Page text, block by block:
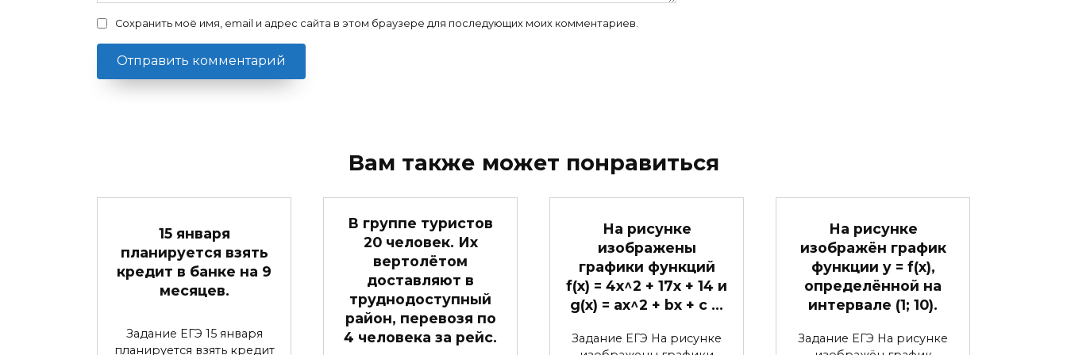
Сохранить моё имя, email и адрес сайта в этом браузере для последующих моих комментариев.
Вам также может понравиться
15 января
планируется взять
кредит в банке на 9
месяцев.
Задание ЕГЭ 15 января
планируется взять кредит
В группе туристов
20 человек. Их
вертолётом
доставляют в
труднодоступный
район, перевозя по
4 человека за рейс.
На рисунке
изображены
графики функций
f(x) = 4x^2 + 17x + 14 и
g(x) = ax^2 + bx + c …
Задание ЕГЭ На рисунке
На рисунке
изображён график
функции y = f(x),
определённой на
интервале (1; 10).
Задание ЕГЭ На рисунке